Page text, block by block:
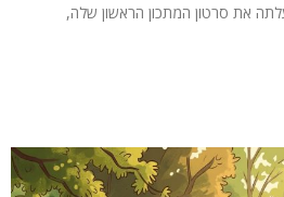
את סרטון המתכון הראשון שלה,